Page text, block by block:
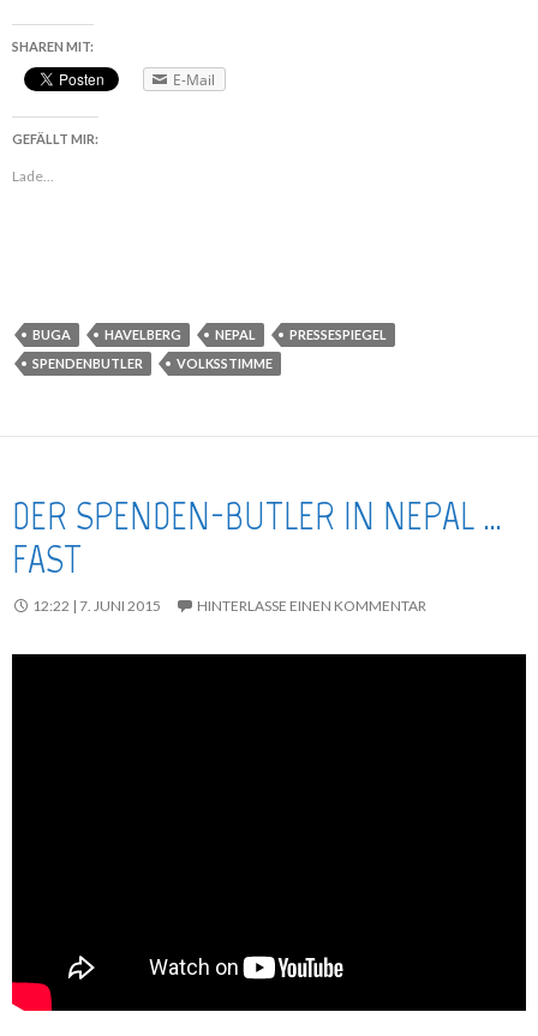
SHAREN MIT:
E-Mail
GEFÄLLT MIR:
Lade...
BUGA HAVELBERG NEPAL
PRESSESPIEGEL
SPENDENBUTLER
VOLKSSTIMME
DER SPENDEN-BUTLER IN NEPAL …
FAST
12:22 | 7. JUNI 2015 HINTERLASSE EINEN KOMMENTAR